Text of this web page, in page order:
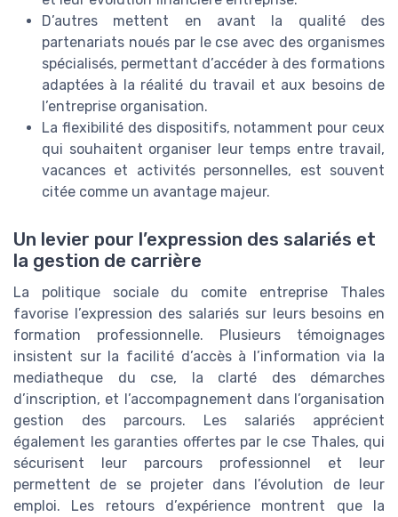
D’autres mettent en avant la qualité des
partenariats noués par le cse avec des organismes
spécialisés, permettant d’accéder à des formations
adaptées à la réalité du travail et aux besoins de
l’entreprise organisation.
La flexibilité des dispositifs, notamment pour ceux
qui souhaitent organiser leur temps entre travail,
vacances et activités personnelles, est souvent
citée comme un avantage majeur.
Un levier pour l’expression des salariés et
la gestion de carrière
La politique sociale du comite entreprise Thales
favorise l’expression des salariés sur leurs besoins en
formation professionnelle. Plusieurs témoignages
insistent sur la facilité d’accès à l’information via la
mediatheque du cse, la clarté des démarches
d’inscription, et l’accompagnement dans l’organisation
gestion des parcours. Les salariés apprécient
également les garanties offertes par le cse Thales, qui
sécurisent leur parcours professionnel et leur
permettent de se projeter dans l’évolution de leur
emploi. Les retours d’expérience montrent que la